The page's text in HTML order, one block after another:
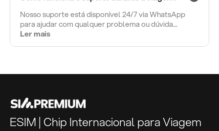
Nosso suporte está disponível 24/7 via WhatsApp
para ajudar com qualquer problema ou dúvida...
Ler mais
ESIM | Chip Internacional para Viagem